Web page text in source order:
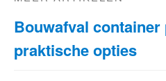
Bouwafval container
praktische opties